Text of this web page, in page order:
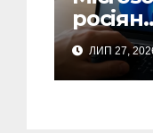
росіян
ЛИП 27,